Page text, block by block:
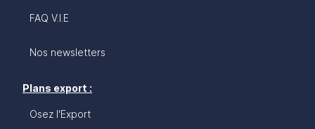
FAQ V.I.E
Nos newsletters
Plans export :
Osez l'Export